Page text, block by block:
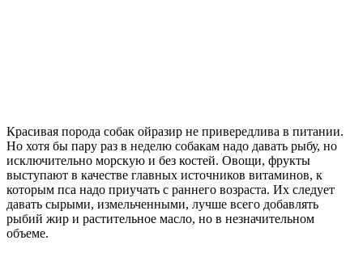
Красивая порода собак ойразир не привередлива в питании.
Но хотя бы пару раз в неделю собакам надо давать рыбу, но
исключительно морскую и без костей. Овощи, фрукты
выступают в качестве главных источников витаминов, к
которым пса надо приучать с раннего возраста. Их следует
давать сырыми, измельченными, лучше всего добавлять
рыбий жир и растительное масло, но в незначительном
объеме.